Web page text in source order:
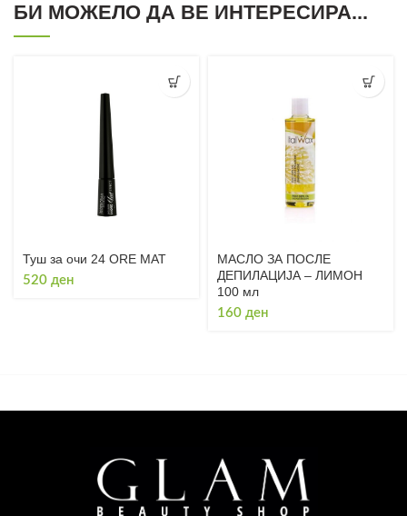
БИ МОЖЕЛО ДА ВЕ ИНТЕРЕСИРА...
Туш за очи 24 ORE MAT
520 ден
МАСЛО ЗА ПОСЛЕ
ДЕПИЛАЦИЈА – ЛИМОН
100 мл
160 ден